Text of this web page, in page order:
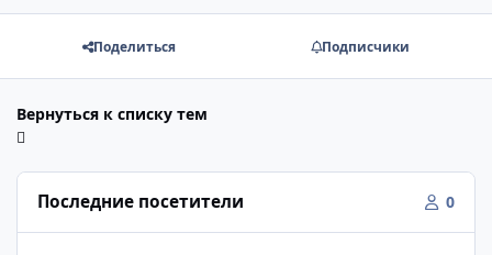
Поделиться Подписчики
Вернуться к списку тем
Последние посетители 0